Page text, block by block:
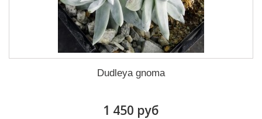
Dudleya gnoma
1 450 руб